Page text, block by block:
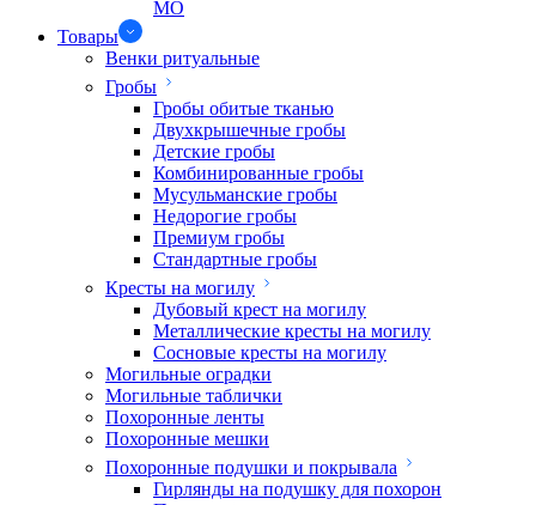
МО
Товары
Венки ритуальные
Гробы
Гробы обитые тканью
Двухкрышечные гробы
Детские гробы
Комбинированные гробы
Мусульманские гробы
Недорогие гробы
Премиум гробы
Стандартные гробы
Кресты на могилу
Дубовый крест на могилу
Металлические кресты на могилу
Сосновые кресты на могилу
Могильные оградки
Могильные таблички
Похоронные ленты
Похоронные мешки
Похоронные подушки и покрывала
Гирлянды на подушку для похорон